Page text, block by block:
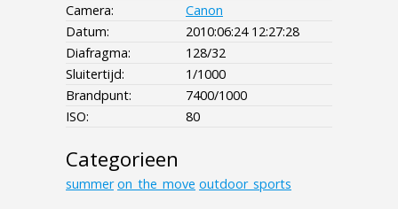
Camera:
Canon
Datum:
2010:06:24 12:27:28
Diafragma:
128/32
Sluitertijd:
1/1000
Brandpunt:
7400/1000
ISO:
80
Categorieen
summer on_the_move outdoor_sports